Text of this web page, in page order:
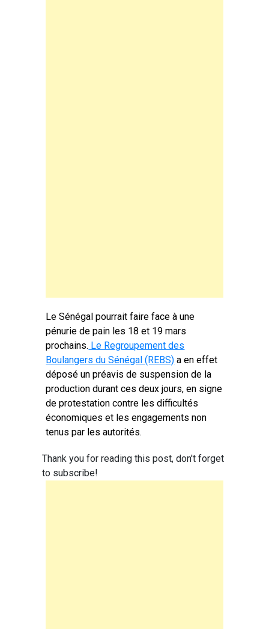
Le Sénégal pourrait faire face à une
pénurie de pain les 18 et 19 mars
prochains. Le Regroupement des
Boulangers du Sénégal (REBS) a en effet
déposé un préavis de suspension de la
production durant ces deux jours, en signe
de protestation contre les difficultés
économiques et les engagements non
tenus par les autorités.
Thank you for reading this post, don't forget
to subscribe!